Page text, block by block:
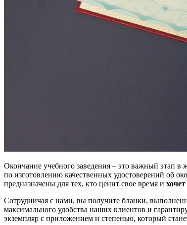
Окончание учебного заведения – это важный этап
по изготовлению качественных удостоверений об
предназначены для тех, кто ценит свое время и
Сотрудничая с нами, вы получите бланки,
максимального удобства наших клиентов и
экземпляр с приложением и степенью, который